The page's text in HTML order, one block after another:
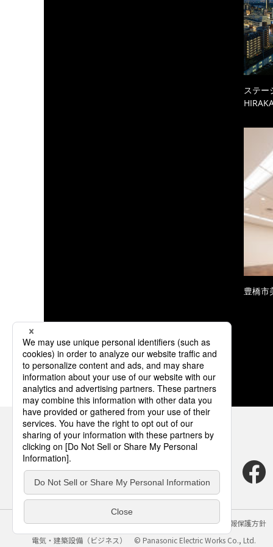
ステー
豊橋市
サイトのご利用にあたって クッキーポリシー
個人情報保護方針
電気・建築設備（ビジネス）
© Panasonic Electric Works Co., Ltd.